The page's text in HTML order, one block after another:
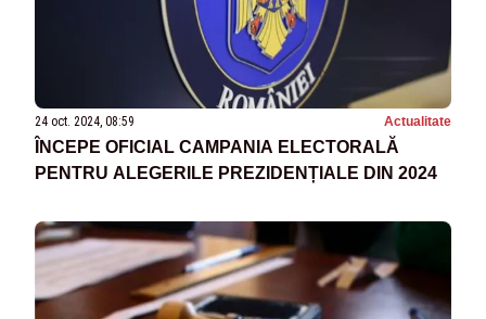
24 oct. 2024, 08:59 Actualitate
ÎNCEPE OFICIAL CAMPANIA ELECTORALĂ
PENTRU ALEGERILE PREZIDENȚIALE DIN 2024